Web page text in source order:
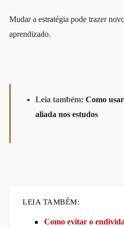
Mudar a estratégia pode trazer
aprendizado.
Leia também: Como
aliada nos estudos
LEIA TAMBÉM:
Como evitar o